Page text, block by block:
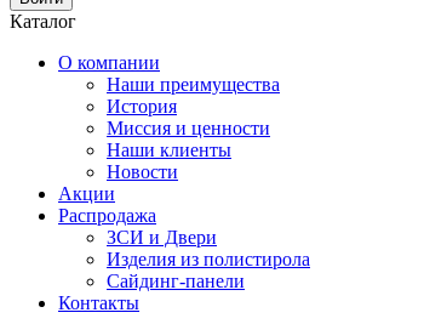
Каталог
О компании
Наши преимущества
История
Миссия и ценности
Наши клиенты
Новости
Акции
Распродажа
ЗСИ и Двери
Изделия из полистирола
Сайдинг-панели
Контакты